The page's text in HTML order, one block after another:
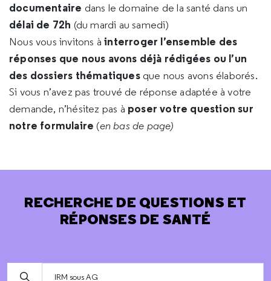
documentaire dans le domaine de la santé dans un
délai de 72h (du mardi au samedi)
Nous vous invitons àinterroger l’ensemble des
réponses que nous avons déjà rédigées ou l’un
des dossiers thématiques que nous avons élaborés.
Si vous n’avez pas trouvé de réponse adaptée à votre
demande, n’hésitez pas à poser votre question sur
notre formulaire (en bas de page)
RECHERCHE DE QUESTIONS ET
RÉPONSES DE SANTÉ